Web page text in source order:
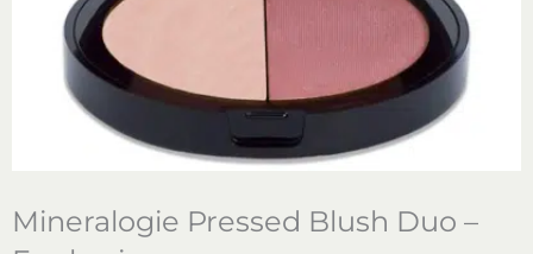
Mineralogie Pressed Blush Duo –